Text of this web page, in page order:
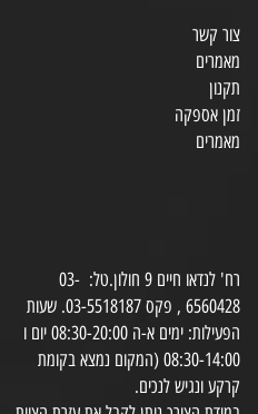
צור קשר
מאמרים
תקנון
זמן אספקה
מאמרים
רח' לנדאו חיים 9 חולון.טל: 03-
6560428 , פקס 03-5518187. שעות
הפעילות: ימים א-ה 08:30-20:00 יום ו
08:30-14:00 (המקום נמצא בקומת
קרקע ונגיש לנכים.